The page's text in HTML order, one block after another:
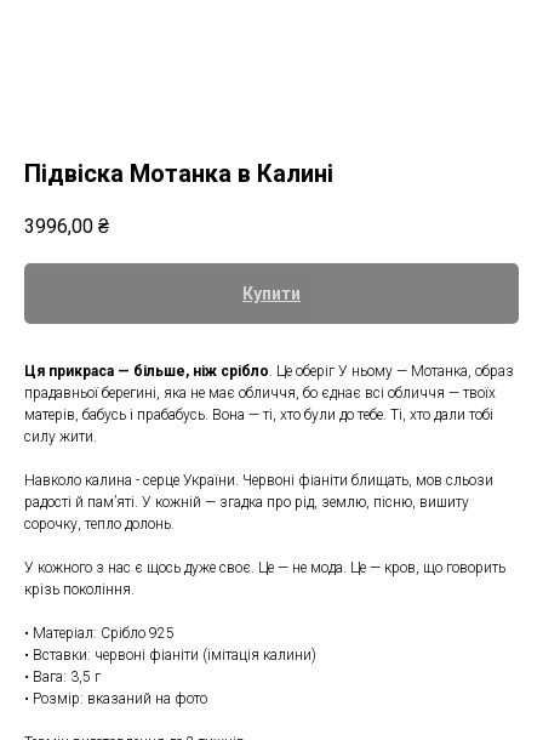
Підвіска Мотанка в Калині
3996,00 ₴
Купити
Ця прикраса — більше, ніж срібло. Це оберіг У ньому — Мотанка, образ
прадавньої берегині, яка не має обличчя, бо єднає всі обличчя — твоїх
матерів, бабусь і прабабусь. Вона — ті, хто були до тебе. Ті, хто дали тобі
силу жити.
Навколо калина - серце України. Червоні фіаніти блищать, мов сльози
радості й памʼяті. У кожній — згадка про рід, землю, пісню, вишиту
сорочку, тепло долонь.
У кожного з нас є щось дуже своє. Це — не мода. Це — кров, що говорить
крізь покоління.
• Матеріал: Срібло 925
• Вставки: червоні фіаніти (імітація калини)
• Вага: 3,5 г
• Розмір: вказаний на фото